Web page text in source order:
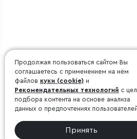
Продолжая пользоваться сайтом Вы
соглашаетесь с применением на нём
файлов куки (cookie) и
Рекомендательных технологий с
подбора контента на основе анализа
данных о предпочтениях
Принять